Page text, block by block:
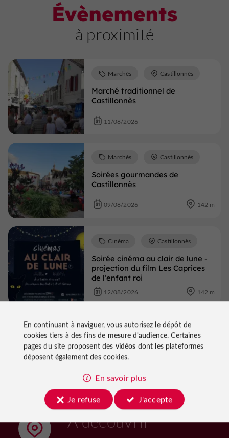
Évènements
à proximité
Marché traditionnel de
Castillonnès
Marchés Castillonnès
11/08/2026
Soirées gourmandes de
Castillonnès
Marchés Castillonnès
09/08/2026 142 m
Soirée cinéma au clair de lune -
projection du film Les Caprices
de l’enfant roi
Cinéma Castillonnès
12/08/2026 142 m
Voir tous les événements
À découvrir
En continuant à naviguer, vous autorisez le dépôt de
cookies tiers à des fins de mesure d'audience. Certaines
pages du site proposent des vidéos dont les plateformes
déposent également des cookies.
En savoir plus
Je refuse
J'accepte